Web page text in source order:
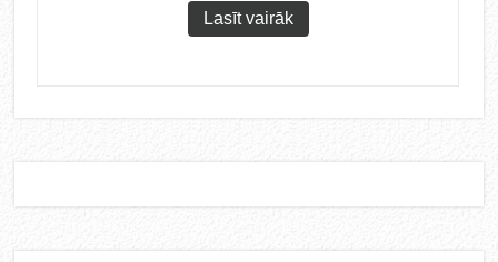
Lasīt vairāk